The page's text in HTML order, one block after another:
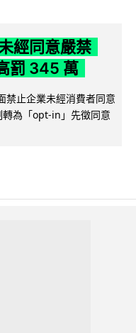
經同意嚴禁
罰 345 萬
禁止企業未經消費者同意
為「opt-in」先徵同意